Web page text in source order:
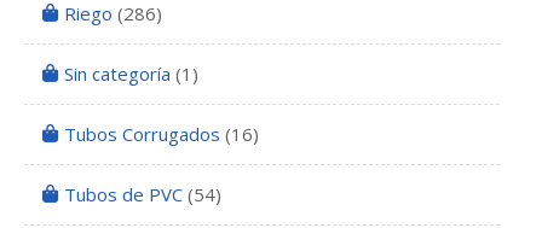
Riego (286)
Sin categoría (1)
Tubos Corrugados (16)
Tubos de PVC (54)